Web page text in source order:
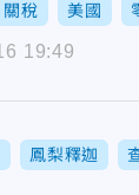
關稅 美國
19:49
鳳梨釋迦